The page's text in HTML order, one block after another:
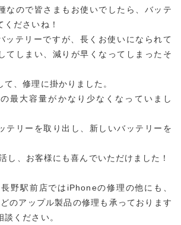
なので皆さまもお使いでしたら、バッテ
くださいね！
ッテリーですが、長くお使いになられて
てしまい、減りが早くなってしまったそ
、修理に掛かりました。
最大容量がかなり少なくなっていまし
テリーを取り出し、新しいバッテリーを
し、お客様にも喜んでいただけました！
野駅前店ではiPhoneの修理の他にも、
のアップル製品の修理も承っております
ください。